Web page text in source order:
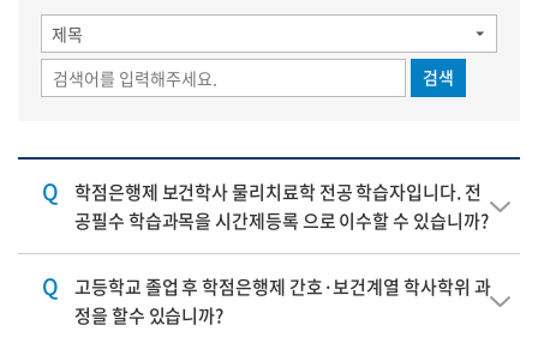
검색
Q
학점은행제 보건학사 물리치료학 전공 학습자입니다. 전
공필수 학습과목을 시간제등록 으로 이수할 수 있습니까?
Q
고등학교 졸업 후 학점은행제 간호·보건계열 학사학위 과
정을 할수 있습니까?